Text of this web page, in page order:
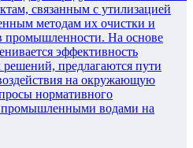
связанным с утилизацией
методам их очистки и
промышленности. На основе
эффективность
предлагаются пути
на окружающую
нормативного
промышленными водами на